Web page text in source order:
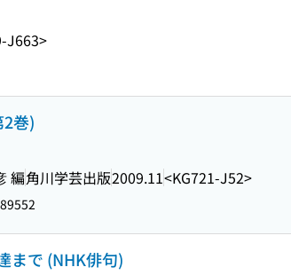
J663>
巻)
編角川学芸出版2009.11<KG721-J52>
まで (NHK俳句)